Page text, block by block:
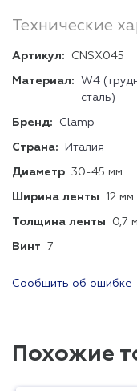
Технические
Артикул: CNSX045
Материал:
W4
сталь)
Бренд: Clamp
Страна: Италия
Диаметр 30-45 мм
Ширина ленты 12 мм
Толщина ленты 0,7
Винт 7
Сообщить об ошибке
Похожие